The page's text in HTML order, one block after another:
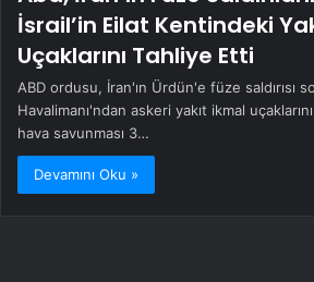
İsrail’in Eilat Kentindeki
Uçaklarını Tahliye Etti
ABD ordusu, İran'ın Ürdün'e füze saldırısı
Havalimanı'ndan askeri yakıt ikmal
hava savunması 3…
Devamını Oku »